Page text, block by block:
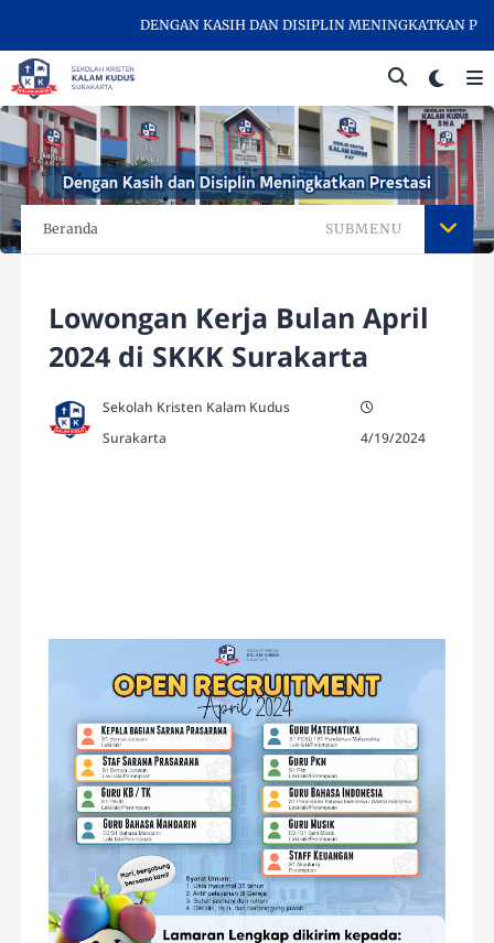
DENGAN KASIH DAN DISIPLIN MENINGKATKAN
Beranda SUBMENU
Lowongan Kerja Bulan April
2024 di SKKK Surakarta
Sekolah Kristen Kalam Kudus
Surakarta
4/19/2024